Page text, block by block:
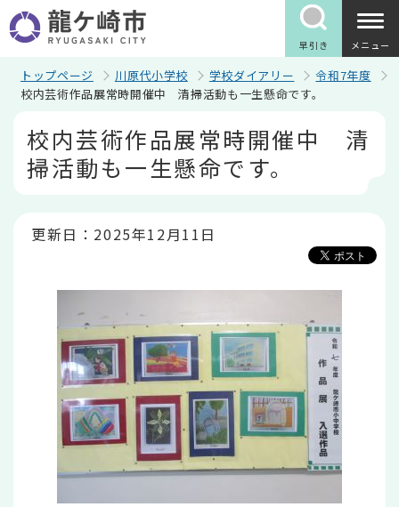
の
ペ
早引き メニュー
トップページ 川原代小学校 学校ダイアリー
令和7年度
校内芸術作品展常時開催中 清掃活動も一生懸命です。
校内芸術作品展常時開催中 清
掃活動も一生懸命です。
更新日：2025年12月11日